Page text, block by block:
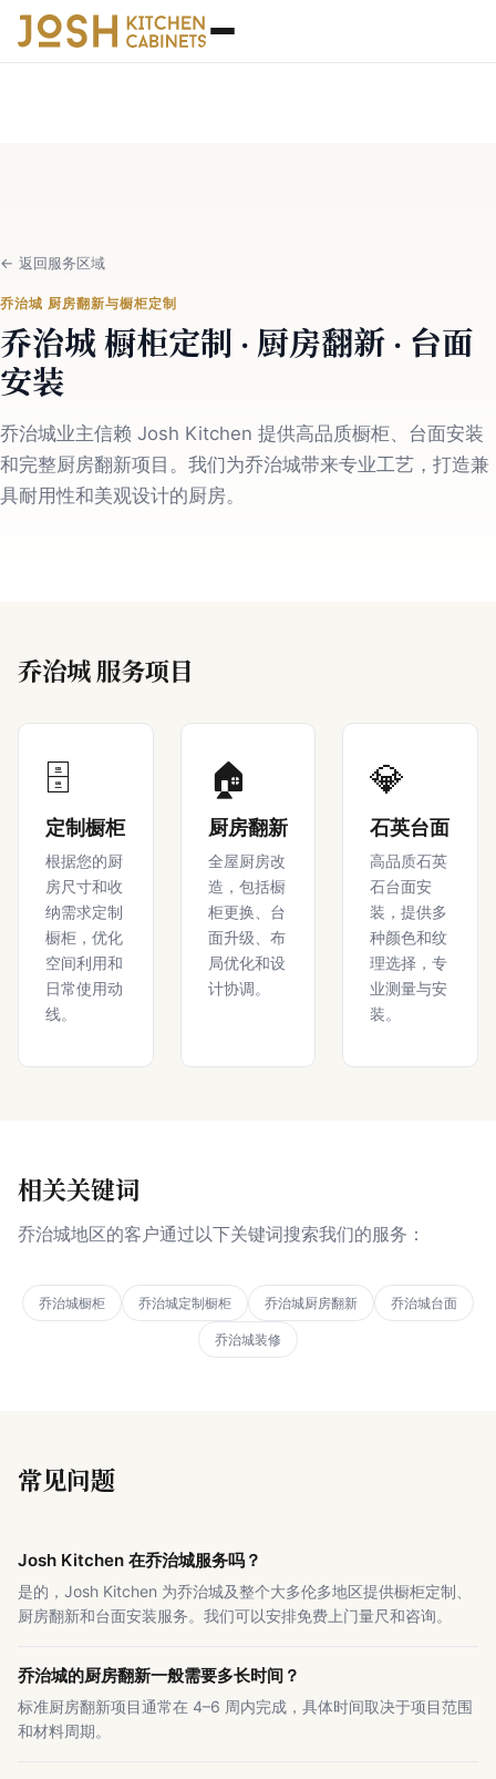
← 返回服务区域
乔治城 厨房翻新与橱柜定制
乔治城 橱柜定制 · 厨房翻新 · 台面
安装
乔治城业主信赖 Josh Kitchen 提供高品质橱柜、台面安装
和完整厨房翻新项目。我们为乔治城带来专业工艺，打造兼
具耐用性和美观设计的厨房。
乔治城 服务项目
🗄️
定制橱柜
根据您的厨
房尺寸和收
纳需求定制
橱柜，优化
空间利用和
日常使用动
线。
🏠
厨房翻新
全屋厨房改
造，包括橱
柜更换、台
面升级、布
局优化和设
计协调。
💎
石英台面
高品质石英
石台面安
装，提供多
种颜色和纹
理选择，专
业测量与安
装。
相关关键词
乔治城地区的客户通过以下关键词搜索我们的服务：
乔治城橱柜 乔治城定制橱柜 乔治城厨房翻新 乔治城台面
乔治城装修
常见问题
Josh Kitchen 在乔治城服务吗？
是的，Josh Kitchen 为乔治城及整个大多伦多地区提供橱柜定制、
厨房翻新和台面安装服务。我们可以安排免费上门量尺和咨询。
乔治城的厨房翻新一般需要多长时间？
标准厨房翻新项目通常在 4–6 周内完成，具体时间取决于项目范围
和材料周期。